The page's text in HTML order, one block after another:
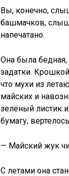
Вы, конечно,
башмачков,
напечатано.
Она была бедная,
задатки.
что мухи из
майских и
зелёный листик
бумагу,
— Майский жук
С летами она